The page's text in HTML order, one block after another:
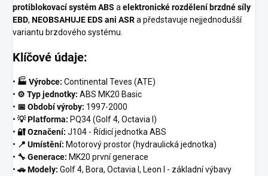
protiblokovací systém ABS a elektronické rozdělení brzdné síly
EBD, NEOBSAHUJE EDS ani ASRa představuje nejjednodušší
variantu brzdového systému.
Klíčové údaje:
• 🏭 Výrobce: Continental Teves (ATE)
• ⚙️ Typ jednotky: ABS MK20 Basic
• 📅 Období výroby: 1997-2000
• 💡 Platforma: PQ34 (Golf 4, Octavia I)
• 🔐 Označení: J104 - Řídicí jednotka ABS
• 📍 Umístění: Motorový prostor (hydraulická jednotka)
• 🔧 Generace: MK20 první generace
• 🚗 Modely: Golf 4, Bora, Octavia I, Leon I - základní výbavy